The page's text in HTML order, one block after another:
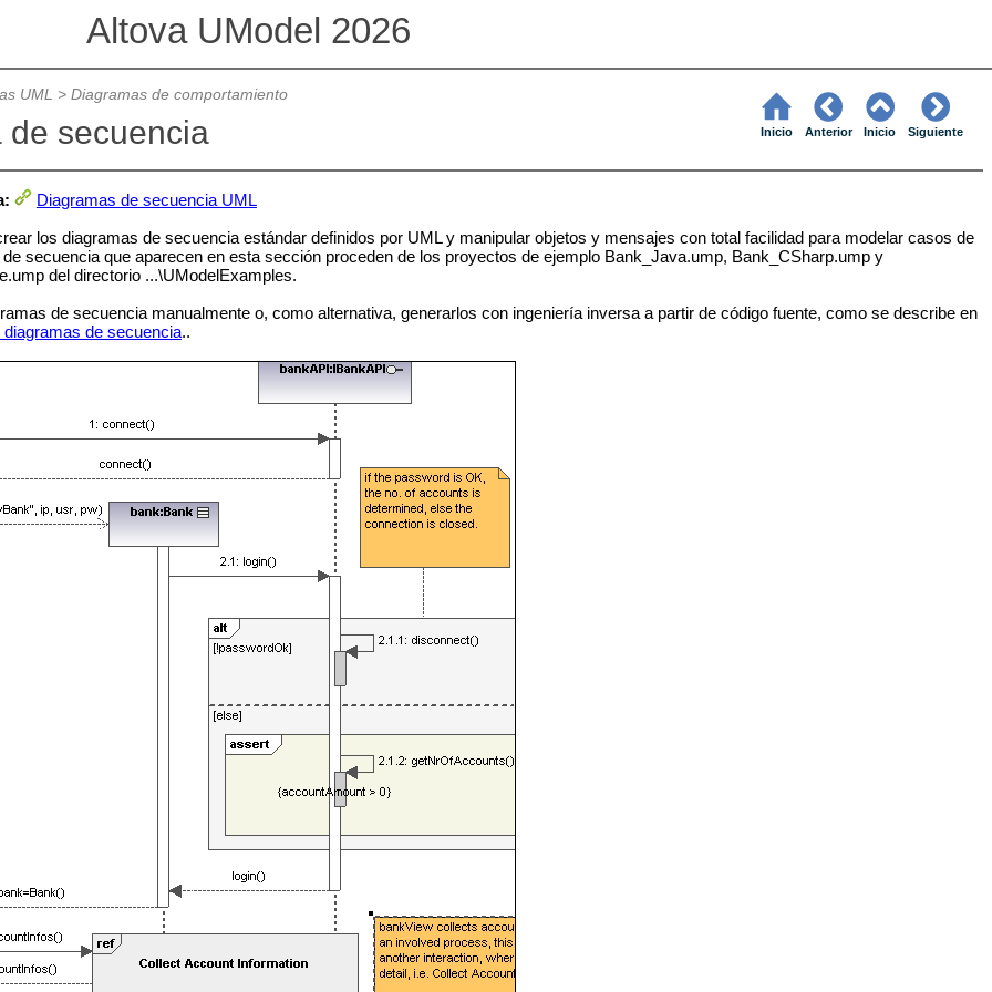
Altova UModel 2026
UML > Diagramas de comportamiento
de secuencia Inicio Anterior Inicio Siguiente
Diagramas de secuencia UML
los diagramas de secuencia estándar definidos por UML y manipular objetos y mensajes con total facilidad para modelar casos de
secuencia que aparecen en esta sección proceden de los proyectos de ejemplo Bank_Java.ump, Bank_CSharp.ump y
del directorio ...\UModelExamples.
de secuencia manualmente o, como alternativa, generarlos con ingeniería inversa a partir de código fuente, como se describe en
diagramas de secuencia..